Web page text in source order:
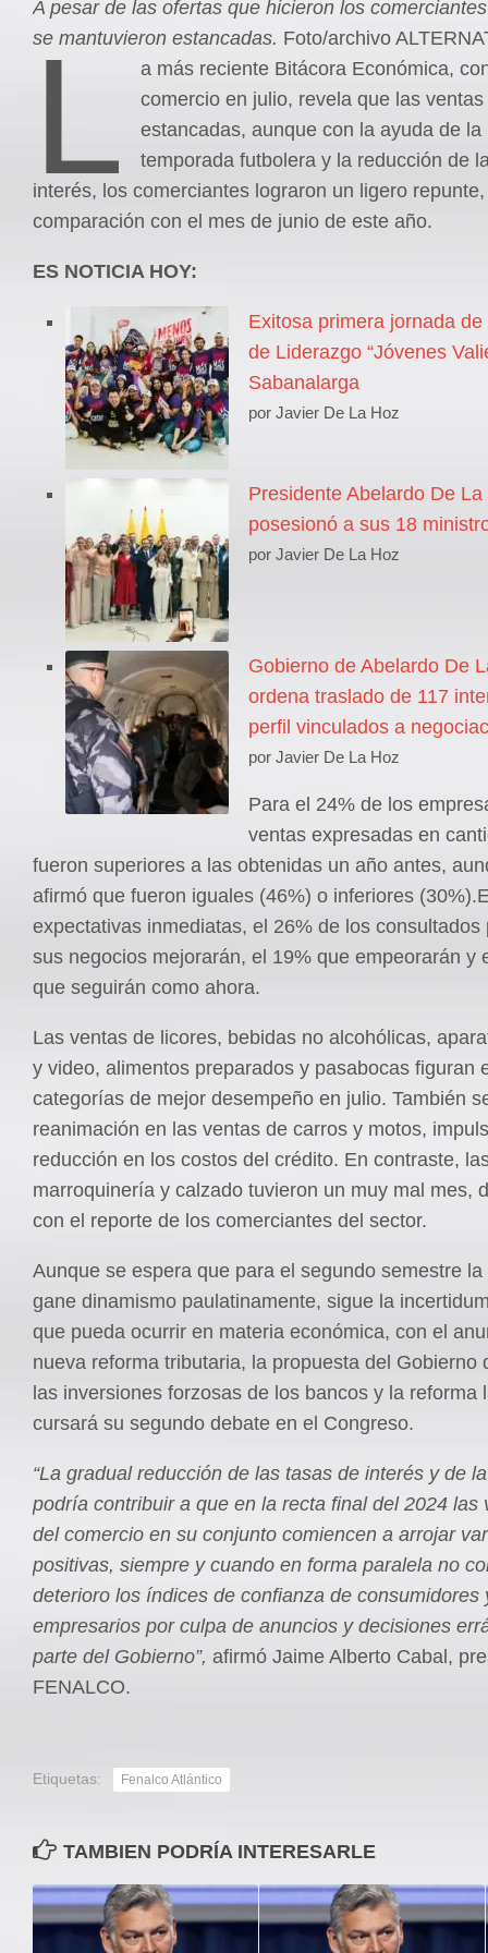
A pesar de las ofertas que hicieron los
se mantuvieron estancadas. Foto/archivo
L
a más reciente Bitácora Económica,
comercio en julio, revela que las
estancadas, aunque con la ayuda de la
temporada futbolera y la reducción de
interés, los comerciantes lograron un ligero
comparación con el mes de junio de este año.
ES NOTICIA HOY:
Exitosa primera jornada
de Liderazgo “Jóvenes
Sabanalarga
por Javier De La Hoz
Presidente Abelardo De
posesionó a sus 18
por Javier De La Hoz
Gobierno de Abelardo De
ordena traslado de 117
perfil vinculados a
por Javier De La Hoz
Para el 24% de los
ventas expresadas en
fueron superiores a las obtenidas un año antes,
afirmó que fueron iguales (46%) o inferiores
expectativas inmediatas, el 26% de los consultados
sus negocios mejorarán, el 19% que empeorarán y
que seguirán como ahora.
Las ventas de licores, bebidas no alcohólicas,
y video, alimentos preparados y pasabocas figuran
categorías de mejor desempeño en julio. También
reanimación en las ventas de carros y motos,
reducción en los costos del crédito. En contraste,
marroquinería y calzado tuvieron un muy mal mes,
con el reporte de los comerciantes del sector.
Aunque se espera que para el segundo semestre
gane dinamismo paulatinamente, sigue la
que pueda ocurrir en materia económica, con el
nueva reforma tributaria, la propuesta del Gobierno
las inversiones forzosas de los bancos y la reforma
cursará su segundo debate en el Congreso.
“La gradual reducción de las tasas de interés y de
podría contribuir a que en la recta final del 2024 las
del comercio en su conjunto comiencen a arrojar
positivas, siempre y cuando en forma paralela no
deterioro los índices de confianza de consumidores
empresarios por culpa de anuncios y decisiones
parte del Gobierno”, afirmó Jaime Alberto Cabal,
FENALCO.
Etiquetas: Fenalco Atlántico
TAMBIEN PODRÍA INTERESARLE